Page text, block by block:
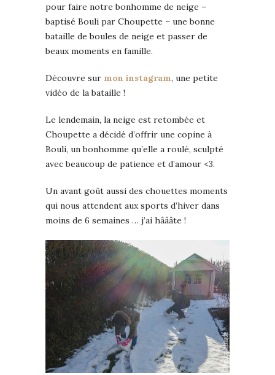
pour faire notre bonhomme de neige –
baptisé Bouli par Choupette – une bonne
bataille de boules de neige et passer de
beaux moments en famille.
Découvre sur mon instagram, une petite
vidéo de la bataille !
Le lendemain, la neige est retombée et
Choupette a décidé d’offrir une copine à
Bouli, un bonhomme qu’elle a roulé, sculpté
avec beaucoup de patience et d’amour <3.
Un avant goût aussi des chouettes moments
qui nous attendent aux sports d’hiver dans
moins de 6 semaines … j’ai hâââte !